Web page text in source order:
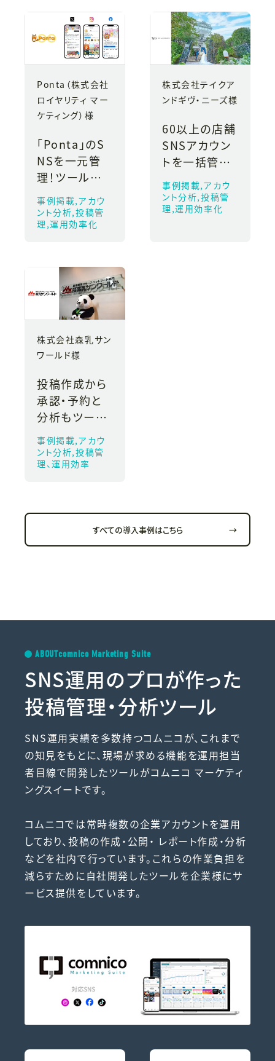
Ponta（株式会社
ロイヤリティ マー
ケティング）様
「Ponta」のS
NSを一元管
理！ツール導
入で週3時間
の工数削減に
成功
事例掲載,アカウ
ント分析,投稿管
理,運用効率化
株式会社テイクア
ンドギヴ・ニーズ様
60以上の店舗
SNSアカウン
トを一括管理！
大幅な工数削
減で投稿頻度
もUP
事例掲載,アカウ
ント分析,投稿管
理,運用効率化
株式会社森乳サン
ワールド様
投稿作成から
承認・予約と
分析もツール
内で完結！工
数を大幅削減
しながらPDC
事例掲載,アカウ
ント分析,投稿管
理、運用効率
すべての導入事例はこちら →
ABOUTcomnico Marketing Suite
SNS運用のプロが作った
投稿管理・分析ツール
SNS運用実績を多数持つコムニコが、これまで
の知見をもとに、現場が求める機能を運用担当
者目線で開発したツールがコムニコ マーケティ
ングスイートです。
コムニコでは常時複数の企業アカウントを運用
しており、投稿の作成・公開・ レポート作成・分析
などを社内で行っています。これらの作業負担を
減らすために自社開発したツールを企業様にサ
ービス提供をしています。